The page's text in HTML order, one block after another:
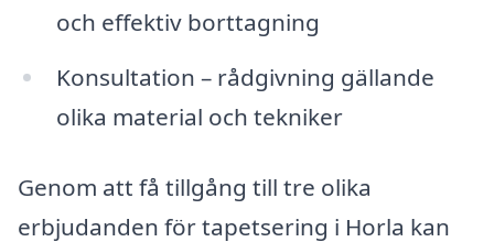
och effektiv borttagning
Konsultation – rådgivning gällande
olika material och tekniker
Genom att få tillgång till tre olika
erbjudanden för tapetsering i Horla kan